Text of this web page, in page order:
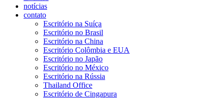
notícias
contato
Escritório na Suíça
Escritório no Brasil
Escritório na China
Escritório Colômbia e EUA
Escritório no Japão
Escritório no México
Escritório na Rússia
Thailand Office
Escritório de Cingapura